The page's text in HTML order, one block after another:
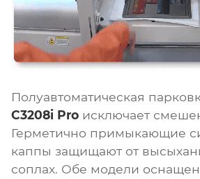
Полуавтоматическая
C3208i Pro исключает
Герметично примыкающие
каппы защищают от
соплах. Обе модели